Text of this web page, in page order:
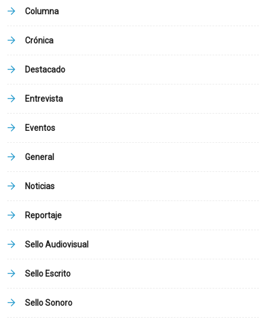
Columna
Crónica
Destacado
Entrevista
Eventos
General
Noticias
Reportaje
Sello Audiovisual
Sello Escrito
Sello Sonoro